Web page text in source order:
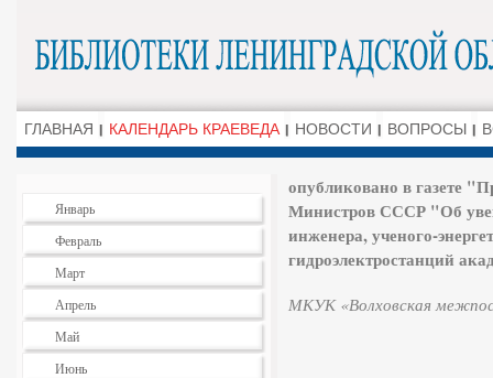
ГЛАВНАЯ КАЛЕНДАРЬ КРАЕВЕДА НОВОСТИ ВОПРОСЫ
Январь
Февраль
Март
Апрель
Май
Июнь
опубликовано в газете
Министров СССР "Об
инженера, ученого-
гидроэлектростанций
МКУК «Волховская